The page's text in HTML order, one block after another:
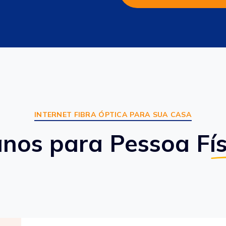
INTERNET FIBRA ÓPTICA PARA SUA CASA
para Pessoa